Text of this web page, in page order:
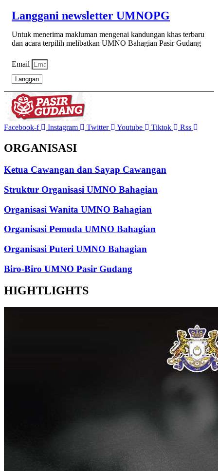
Langgani newsletter UMNOPG
Untuk menerima makluman mengenai kandungan khas terbaru
dan acara terpilih melibatkan UMNO Bahagian Pasir Gudang
Email
Langgan
Facebook-f Instagram Twitter Youtube Tiktok Rss
ORGANISASI
Ketua Cawangan dan Sayap Cawangan
Struktur Organisasi UMNO Bahagian
Organisasi Wanita UMNO Bahagian
Organisasi Pemuda UMNO Bahagian
Organisasi Puteri UMNO Bahagian
Biro-Biro UMNO Pasir Gudang
HIGHTLIGHTS